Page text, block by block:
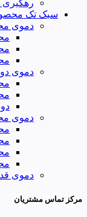
سبک تک
دموی
دموی
دموی
دموی
مرکز تماس مشتریان